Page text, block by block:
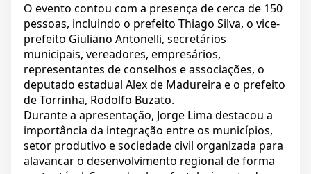
O evento contou com a presença de cerca de 150
pessoas, incluindo o prefeito Thiago Silva, o vice-
prefeito Giuliano Antonelli, secretários
municipais, vereadores, empresários,
representantes de conselhos e associações, o
deputado estadual Alex de Madureira e o prefeito
de Torrinha, Rodolfo Buzato.
Durante a apresentação, Jorge Lima destacou a
importância da integração entre os municípios,
setor produtivo e sociedade civil organizada para
alavancar o desenvolvimento regional de forma